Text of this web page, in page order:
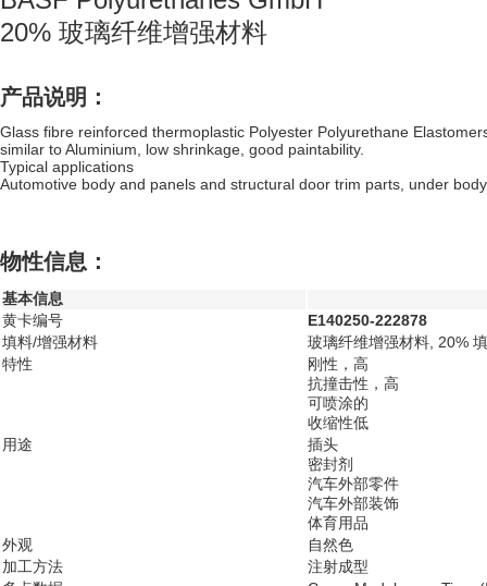
20% 玻璃纤维增强材料
产品说明：
Glass fibre reinforced thermoplastic Polyester Polyurethane
similar to Aluminium, low shrinkage, good paintability.
Typical applications
Automotive body and panels and structural door trim parts, under
物性信息：
基本信息
黄卡编号
E140250-222878
填料/增强材料
玻璃纤维增强材料, 20%
特性
刚性，高
抗撞击性，高
可喷涂的
收缩性低
用途
插头
密封剂
汽车外部零件
汽车外部装饰
体育用品
外观
自然色
加工方法
注射成型